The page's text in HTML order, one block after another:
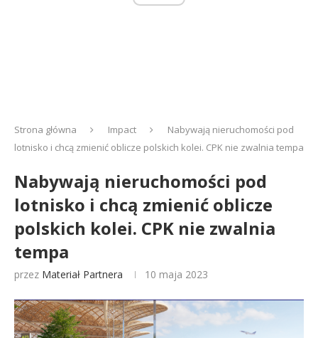
Strona główna Impact
Nabywają nieruchomości pod
lotnisko i chcą zmienić oblicze polskich kolei. CPK nie zwalnia tempa
Nabywają nieruchomości pod
lotnisko i chcą zmienić oblicze
polskich kolei. CPK nie zwalnia
tempa
przez Materiał Partnera 10 maja 2023